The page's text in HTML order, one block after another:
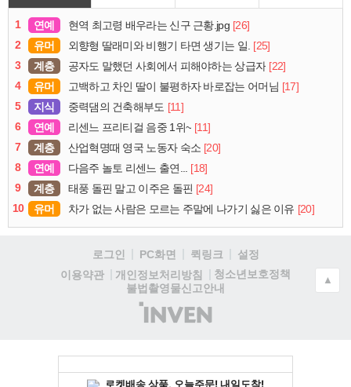
1 연예 현역 최고령 배우라는 신구 근황.jpg [26]
2
유머 외향형 딸래미와 비행기 타면 생기는 일. [25]
3
계층 공자도 말했던 사회에서 피해야하는 상급자 [22]
4
유머 고백하고 차인 딸이 불평하자 바로잡는 어머님 [17]
5
지식 중력댐의 건축해부도 [11]
6
연예 리센느 프리티걸 음중 1위~ [11]
7
계층 산업혁명때 영국 노동자 숙소 [20]
8
연예 다음주 놀토 리센느 출연...
[18]
9
계층 태풍 돌핀 말고 이주은 돌핀 [24]
10
유머 차가 없는 사람은 모르는 주말에 나가기 싫은 이유 [20]
로그인 PC화면 퀵링크
설정
이용약관
개인정보처리방침
청소년보호정책
불법촬영물신고안내
(주)
인
▲